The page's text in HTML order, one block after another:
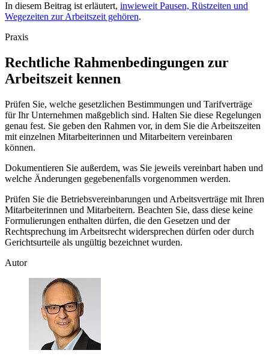
In diesem Beitrag ist erläutert, inwieweit Pausen, Rüstzeiten und
Wegezeiten zur Arbeitszeit gehören.
Praxis
Rechtliche Rahmenbedingungen zur
Arbeitszeit kennen
Prüfen Sie, welche gesetzlichen Bestimmungen und Tarifverträge
für Ihr Unternehmen maßgeblich sind. Halten Sie diese Regelungen
genau fest. Sie geben den Rahmen vor, in dem Sie die Arbeitszeiten
mit einzelnen Mitarbeiterinnen und Mitarbeitern vereinbaren
können.
Dokumentieren Sie außerdem, was Sie jeweils vereinbart haben und
welche Änderungen gegebenenfalls vorgenommen werden.
Prüfen Sie die Betriebsvereinbarungen und Arbeitsverträge mit Ihren
Mitarbeiterinnen und Mitarbeitern. Beachten Sie, dass diese keine
Formulierungen enthalten dürfen, die den Gesetzen und der
Rechtsprechung im Arbeitsrecht widersprechen dürfen oder durch
Gerichtsurteile als ungültig bezeichnet wurden.
Autor